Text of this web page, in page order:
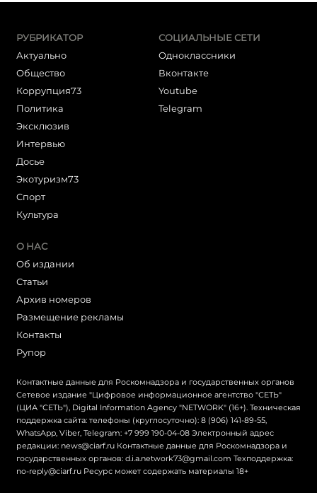
РУБРИКАТОР
Актуально
Общество
Коррупция73
Политика
Эксклюзив
Интервью
Досье
Экотуризм73
Cпорт
Культура
СОЦИАЛЬНЫЕ СЕТИ
Одноклассники
Вконтакте
Youtube
Telegram
О НАС
Об издании
Статьи
Архив номеров
Размещение рекламы
Контакты
Рупор
Контактные данные для Роскомнадзора и государственных органов
Сетевое издание "Цифровое информационное агентство "СЕТЬ"
(ЦИА "СЕТЬ"), Digital Information Agency "NETWORK" (16+). Техническая
поддержка сайта: телефоны (круглосуточно): 8 (906) 141-89-55,
WhatsApp, Viber, Telegram: +7 999 190-04-08 Электронный адрес
редакции: news@ciarf.ru Контактные данные для Роскомнадзора и
государственных органов: d.i.a.network73@gmail.com Техподдержка:
no-reply@ciarf.ru Ресурс может содержать материалы 18+